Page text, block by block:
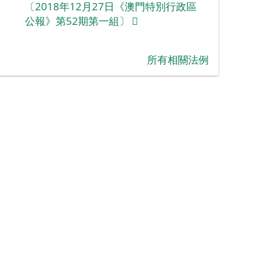
〔2018年12月27日《澳門特別行政區
公報》第52期第一組〕
‪所有相關法例